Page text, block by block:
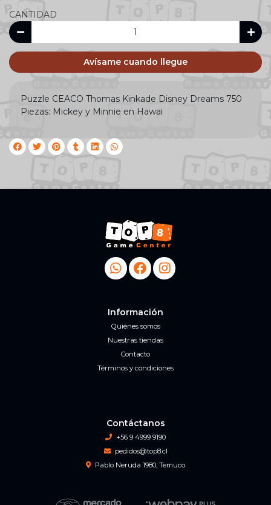
CANTIDAD
Avísame cuando llegue
Puzzle CEACO Thomas Kinkade Disney Dreams 750
Piezas: Mickey y Minnie en Hawai
Información
Quiénes somos
Nuestras tiendas
Contacto
Términos y condiciones
Contáctanos
+56 9 4999 9190
pedidos@top8.cl
Pablo Neruda 1980, Temuco